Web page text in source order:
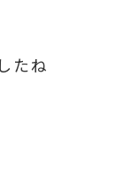
たね